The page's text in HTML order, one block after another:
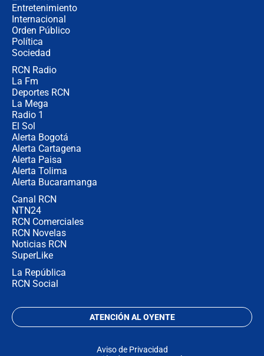
Entretenimiento
Internacional
Orden Público
Política
Sociedad
RCN Radio
La Fm
Deportes RCN
La Mega
Radio 1
El Sol
Alerta Bogotá
Alerta Cartagena
Alerta Paisa
Alerta Tolima
Alerta Bucaramanga
Canal RCN
NTN24
RCN Comerciales
RCN Novelas
Noticias RCN
SuperLike
La República
RCN Social
ATENCIÓN AL OYENTE
Aviso de Privacidad